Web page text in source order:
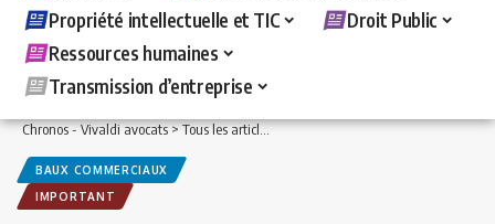
Propriété intellectuelle et TIC
Droit Public
Ressources humaines
Transmission d’entreprise
Chronos - Vivaldi avocats>Tous les articles >Immobilier>Baux commerciaux>
BAUX COMMERCIAUX
IMPORTANT